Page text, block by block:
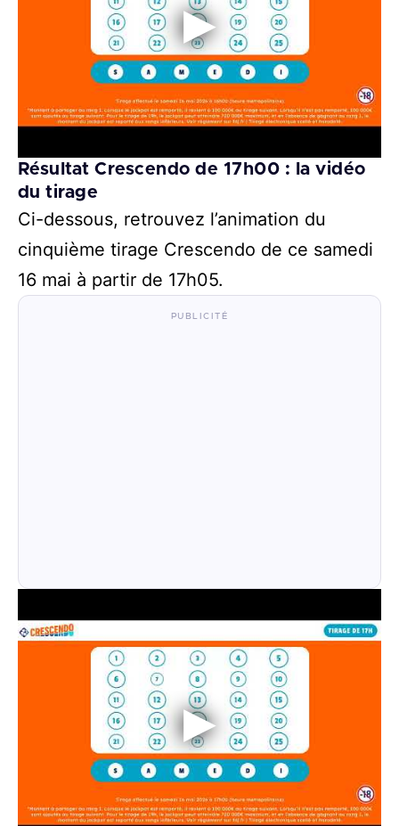
Résultat Crescendo de 17h00 : la vidéo
du tirage
Ci-dessous, retrouvez l’animation du
cinquième tirage Crescendo de ce samedi
16 mai à partir de 17h05.